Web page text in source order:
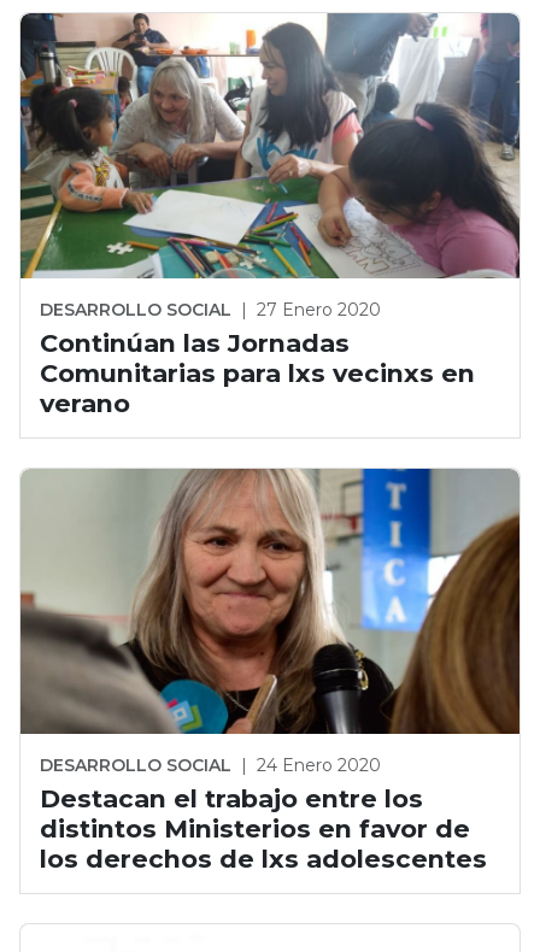
DESARROLLO SOCIAL | 27 Enero 2020
Continúan las Jornadas
Comunitarias para lxs vecinxs en
verano
DESARROLLO SOCIAL | 24 Enero 2020
Destacan el trabajo entre los
distintos Ministerios en favor de
los derechos de lxs adolescentes